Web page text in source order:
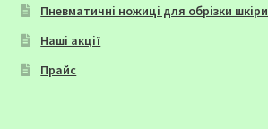
Пневматичні ножиці для обрізки шкіри
Наші акції
Прайс